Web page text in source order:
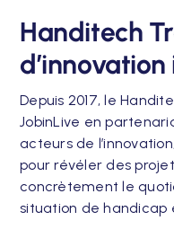
Handitech
d’innovation
Depuis 2017, le
JobinLive en
acteurs de
pour révéler des
concrètement le
situation de handicap